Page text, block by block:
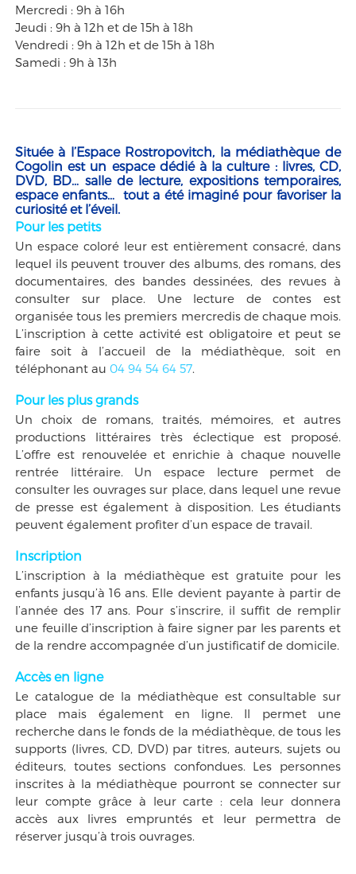
Mercredi : 9h à 16h
Jeudi : 9h à 12h et de 15h à 18h
Vendredi : 9h à 12h et de 15h à 18h
Samedi : 9h à 13h
Située à l’Espace Rostropovitch, la médiathèque de
Cogolin est un espace dédié à la culture : livres, CD,
DVD, BD… salle de lecture, expositions temporaires,
espace enfants… tout a été imaginé pour favoriser la
curiosité et l’éveil.
Pour les petits
Un espace coloré leur est entièrement consacré, dans
lequel ils peuvent trouver des albums, des romans, des
documentaires, des bandes dessinées, des revues à
consulter sur place. Une lecture de contes est
organisée tous les premiers mercredis de chaque mois.
L’inscription à cette activité est obligatoire et peut se
faire soit à l’accueil de la médiathèque, soit en
téléphonant au 04 94 54 64 57.
Pour les plus grands
Un choix de romans, traités, mémoires, et autres
productions littéraires très éclectique est proposé.
L’offre est renouvelée et enrichie à chaque nouvelle
rentrée littéraire. Un espace lecture permet de
consulter les ouvrages sur place, dans lequel une revue
de presse est également à disposition. Les étudiants
peuvent également profiter d’un espace de travail.
Inscription
L’inscription à la médiathèque est gratuite pour les
enfants jusqu’à 16 ans. Elle devient payante à partir de
l’année des 17 ans. Pour s’inscrire, il suffit de remplir
une feuille d’inscription à faire signer par les parents et
de la rendre accompagnée d’un justificatif de domicile.
Accès en ligne
Le catalogue de la médiathèque est consultable sur
place mais également en ligne. Il permet une
recherche dans le fonds de la médiathèque, de tous les
supports (livres, CD, DVD) par titres, auteurs, sujets ou
éditeurs, toutes sections confondues. Les personnes
inscrites à la médiathèque pourront se connecter sur
leur compte grâce à leur carte : cela leur donnera
accès aux livres empruntés et leur permettra de
réserver jusqu’à trois ouvrages.